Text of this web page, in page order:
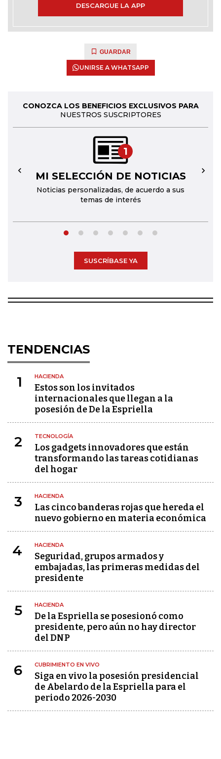
DESCARGUE LA APP
GUARDAR
UNIRSE A WHATSAPP
CONOZCA LOS BENEFICIOS EXCLUSIVOS PARA
NUESTROS SUSCRIPTORES
1
MI SELECCIÓN DE NOTICIAS
Noticias personalizadas, de acuerdo a sus
temas de interés
← →
SUSCRÍBASE YA
TENDENCIAS
1 HACIENDA
Estos son los invitados
internacionales que llegan a la
posesión de De la Espriella
2 TECNOLOGÍA
Los gadgets innovadores que están
transformando las tareas cotidianas
del hogar
3 HACIENDA
Las cinco banderas rojas que hereda el
nuevo gobierno en materia económica
4 HACIENDA
Seguridad, grupos armados y
embajadas, las primeras medidas del
presidente
5 HACIENDA
De la Espriella se posesionó como
presidente, pero aún no hay director
del DNP
6 CUBRIMIENTO EN VIVO
Siga en vivo la posesión presidencial
de Abelardo de la Espriella para el
periodo 2026-2030